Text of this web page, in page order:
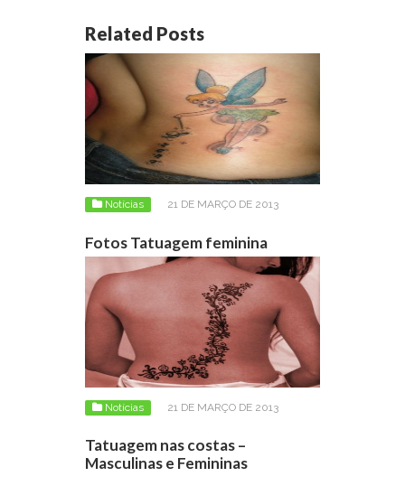
Related Posts
Notícias 21 DE MARÇO DE 2013
Fotos Tatuagem feminina
Notícias 21 DE MARÇO DE 2013
Tatuagem nas costas –
Masculinas e Femininas